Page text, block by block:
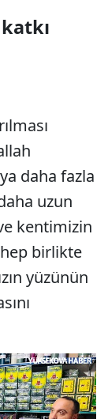
daha fazla
uzun
kentimizin
birlikte
yüzünün